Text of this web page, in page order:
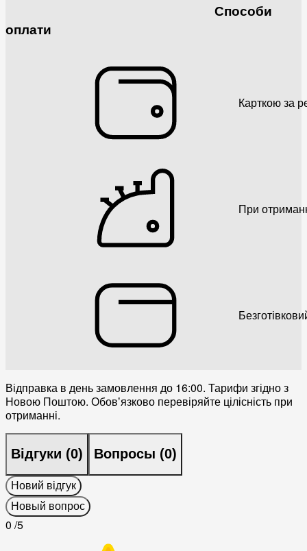
Способи
оплати
Карткою за
При
Відправка в день замовлення до 16:00. Тарифи згідно з
Новою Поштою. Обовʼязково перевіряйте цілісність при
отриманні.
Відгуки (0) Вопросы (0)
Новий відгук
Новый вопрос
0 /5